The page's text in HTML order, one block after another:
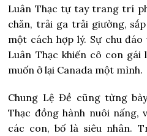
Luân Thạc tự tay trang trí
chăn, trải ga trải giường,
một cách hợp lý. Sự chu
Luân Thạc khiến cô con gái
muốn ở lại Canada một mình.
Chung Lệ Đề cũng từng
Thạc đồng hành nuôi
các con, bố là siêu nhân.